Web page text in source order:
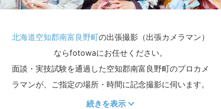
北海道空知郡南富良野町の出張撮影（出張カメラマン）
ならfotowaにお任せください。
面談・実技試験を通過した空知郡南富良野町のプロカメ
ラマンが、ご指定の場所・時間に記念撮影に伺います。
続きを表示